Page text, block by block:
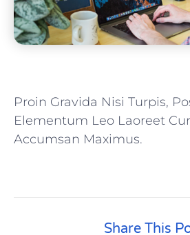
Proin Gravida Nisi Turpis,
Elementum Leo Laoreet
Accumsan Maximus.
Share This